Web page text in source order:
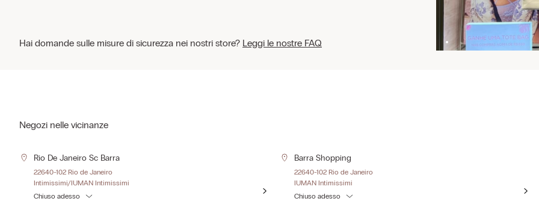
Hai domande sulle misure di sicurezza nei nostri store? Leggi le nostre FAQ
Negozi nelle vicinanze
Rio De Janeiro Sc Barra
22640-102 Rio de Janeiro
Intimissimi/IUMAN Intimissimi
Chiuso adesso
Barra Shopping
22640-102 Rio de Janeiro
IUMAN Intimissimi
Chiuso adesso